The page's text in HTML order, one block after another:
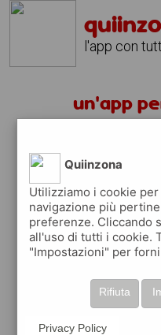
l'app con
un'app
che ti
stilo ?' e
raccogli
o gift
Quiinzona
Utilizziamo i cookie
navigazione più
preferenze. Cliccando
all'uso di tutti i cookie.
"Impostazioni" per
Rifiuta
Privacy Policy